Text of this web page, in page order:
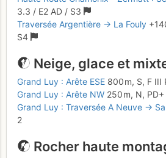
3.3 / E2 AD / S3
Traversée Argentière → La Fouly
S4
Neige, glace et
Grand Luy : Arête ESE 800 m, S, F III
Grand Luy : Arête NW 250 m, N, PD+
Grand Luy : Traversée A Neuve →
2
Rocher haute